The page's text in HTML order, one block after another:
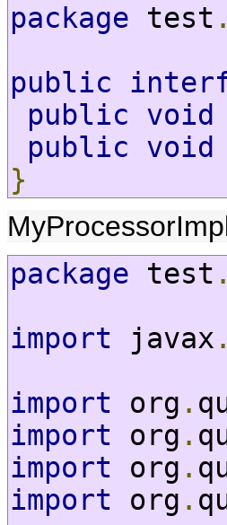
package test .
public
public
void
public
void
}
package test .
import javax .
import org .
import org .
import org .
import org .